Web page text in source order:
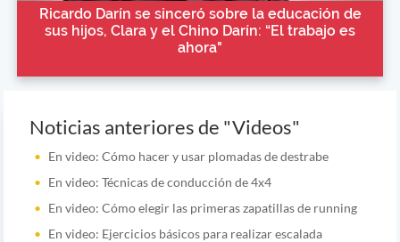
Ricardo Darín se sinceró sobre la educación de
sus hijos, Clara y el Chino Darín: “El trabajo es
ahora"
Noticias anteriores de "Videos"
En video: Cómo hacer y usar plomadas de destrabe
En video: Técnicas de conducción de 4x4
En video: Cómo elegir las primeras zapatillas de running
En video: Ejercicios básicos para realizar escalada